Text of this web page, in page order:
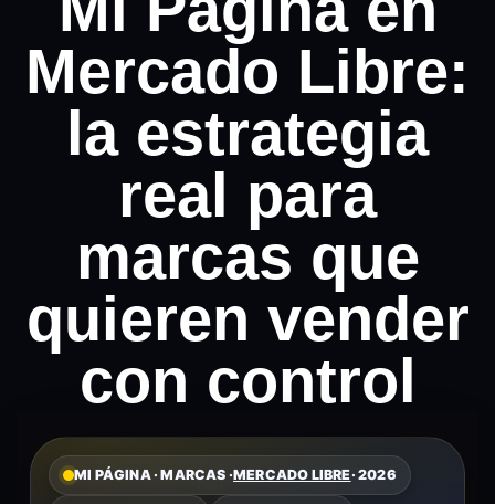
Mercado Libre:
la estrategia
real para
marcas que
quieren vender
con control
MI PÁGINA · MARCAS ·MERCADO LIBRE· 2026